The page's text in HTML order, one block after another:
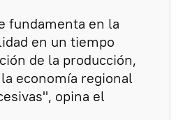
fundamenta en la
en un tiempo
de la producción,
economía regional
opina el